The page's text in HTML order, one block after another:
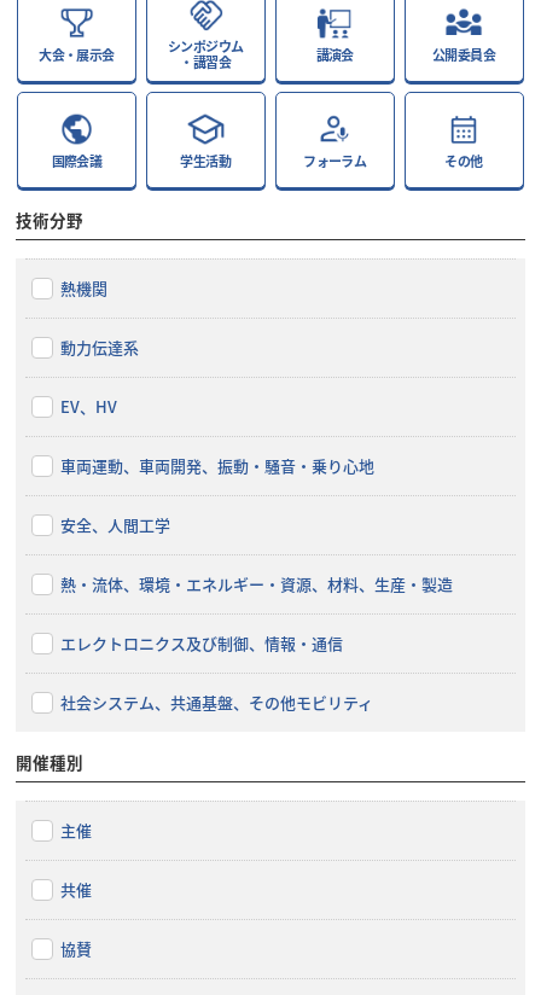
大会・展示会
シンポジウム
・講習会
講演会 公開委員会
国際会議 学生活動 フォーラム その他
技術分野
熱機関
動力伝達系
EV、HV
車両運動、車両開発、振動・騒音・乗り心地
安全、人間工学
熱・流体、環境・エネルギー・資源、材料、生産・製造
エレクトロニクス及び制御、情報・通信
社会システム、共通基盤、その他モビリティ
開催種別
主催
共催
協賛